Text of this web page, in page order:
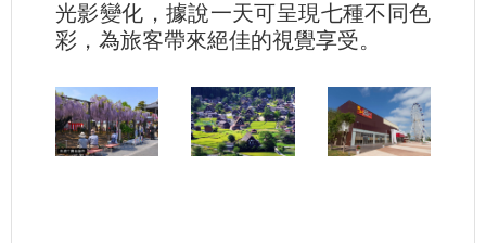
光影變化，據說一天可呈現七種不同色
彩，為旅客帶來絕佳的視覺享受。